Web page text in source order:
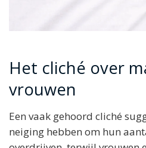
Het cliché over
vrouwen
Een vaak gehoord cliché
neiging hebben om hun